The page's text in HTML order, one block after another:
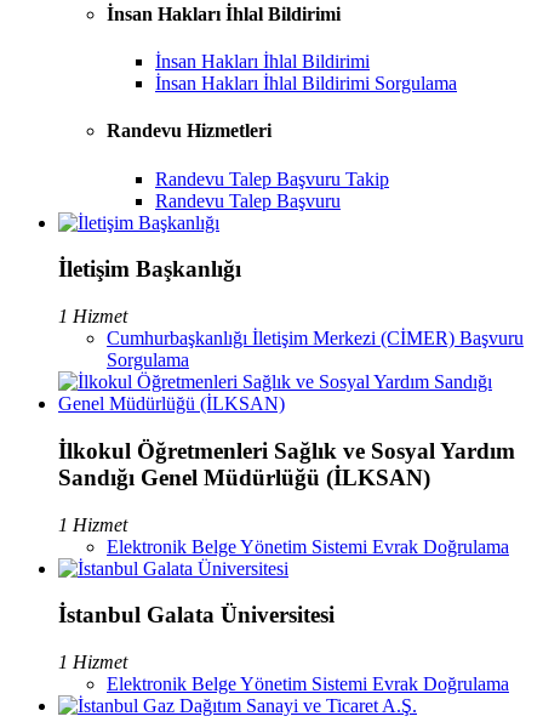
İnsan Hakları İhlal Bildirimi
İnsan Hakları İhlal Bildirimi
İnsan Hakları İhlal Bildirimi Sorgulama
Randevu Hizmetleri
Randevu Talep Başvuru Takip
Randevu Talep Başvuru
İletişim Başkanlığı
1 Hizmet
Cumhurbaşkanlığı İletişim Merkezi (CİMER) Başvuru
Sorgulama
İlkokul Öğretmenleri Sağlık ve Sosyal Yardım
Sandığı Genel Müdürlüğü (İLKSAN)
1 Hizmet
Elektronik Belge Yönetim Sistemi Evrak Doğrulama
İstanbul Galata Üniversitesi
1 Hizmet
Elektronik Belge Yönetim Sistemi Evrak Doğrulama